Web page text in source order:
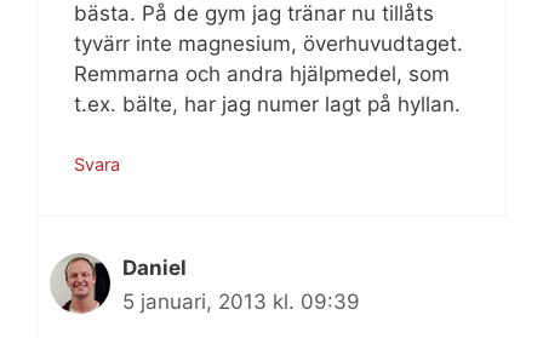
bästa. På de gym jag tränar nu tillåts
tyvärr inte magnesium, överhuvudtaget.
Remmarna och andra hjälpmedel, som
t.ex. bälte, har jag numer lagt på hyllan.
Svara
Daniel
5 januari, 2013 kl. 09:39